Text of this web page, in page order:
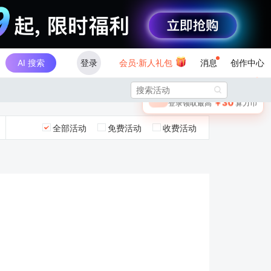
AI 搜索 登录 会员·新人礼包 消息 创作中心
🎁 未登录
登录领取最高￥30算力币

全部活动 免费活动 收费活动